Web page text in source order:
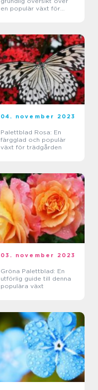
en populär växt för
04. november 2023
Palettblad Rosa: En
färgglad och populär
växt för trädgården
03. november 2023
Gröna Palettblad: En
utförlig guide till denna
populära växt